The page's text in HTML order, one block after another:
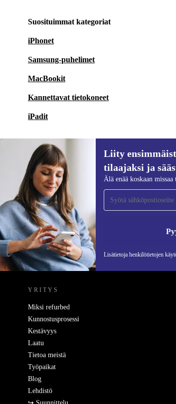
Suosituimmat kategoriat
iPhonet
Samsung-puhelimet
MacBookit
Kannettavat tietokoneet
iPadit
Liity
tilaajaksi ja
Älä enää koskaan missaa
Lisätietoja henkilötietojen
Liity ensimmäistä kertaa
tilaajaksi ja säästä 15 €!
Älä missaa enää yhtäkään
REFURBED SUOMI - RETHINK NEW.
YRITYS
Miksi refurbed
Kunnostusprosessi
Kestävyys
Laatu
Tietoa meistä
Työpaikat
Blog
Lehdistö